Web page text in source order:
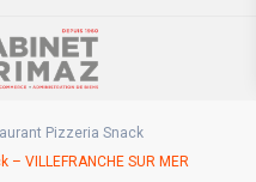
Pizzeria Snack
VILLEFRANCHE SUR MER